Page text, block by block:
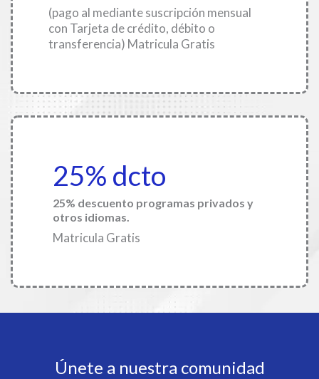
(pago al mediante suscripción mensual
con Tarjeta de crédito, débito o
transferencia) Matricula Gratis
25% dcto
25% descuento programas privados y
otros idiomas.
Matricula Gratis
Únete a nuestra comunidad